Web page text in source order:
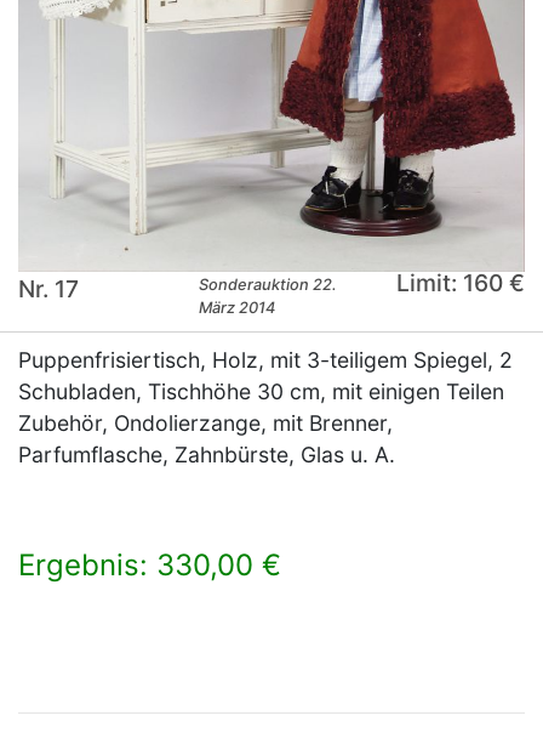
Nr. 17
Sonderauktion 22.
März 2014
Limit: 160 €
Puppenfrisiertisch, Holz, mit 3-teiligem Spiegel, 2
Schubladen, Tischhöhe 30 cm, mit einigen Teilen
Zubehör, Ondolierzange, mit Brenner,
Parfumflasche, Zahnbürste, Glas u. A.
Ergebnis: 330,00 €